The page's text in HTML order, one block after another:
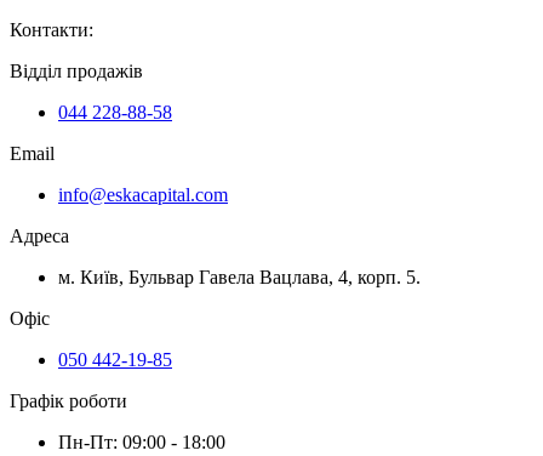
Контакти:
Відділ продажів
044 228-88-58
Email
info@eskacapital.com
Адреса
м. Київ, Бульвар Гавела Вацлава, 4, корп. 5.
Офіс
050 442-19-85
Графік роботи
Пн-Пт: 09:00 - 18:00